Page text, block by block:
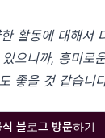
활동에 대해서
으니까, 흥미로
좋을 것 같습니
블로그 방문하기